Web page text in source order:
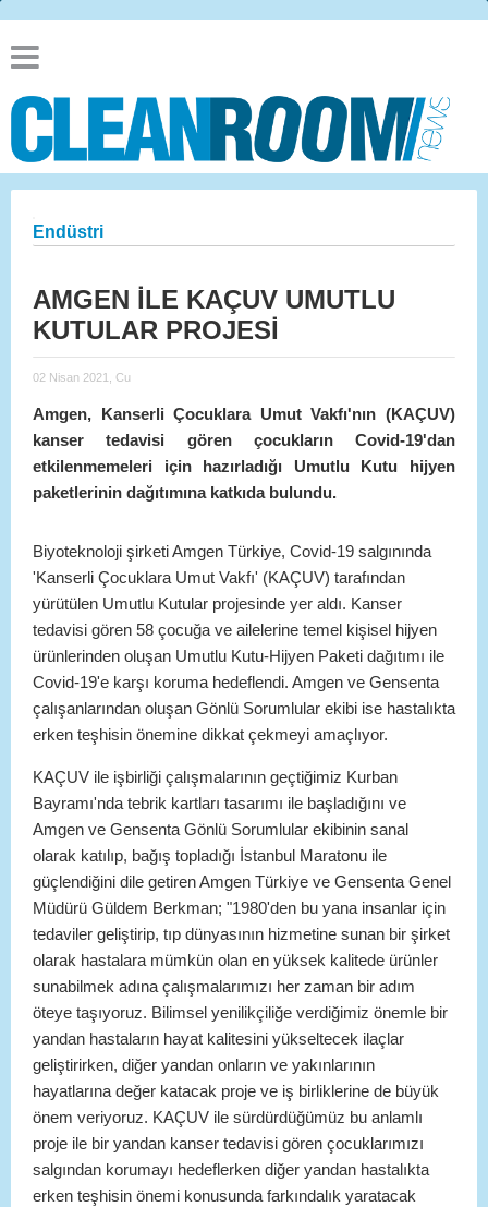
Endüstri
AMGEN İLE KAÇUV UMUTLU
KUTULAR PROJESİ
02 Nisan 2021, Cu
Amgen, Kanserli Çocuklara Umut Vakfı'nın (KAÇUV)
kanser tedavisi gören çocukların Covid-19'dan
etkilenmemeleri için hazırladığı Umutlu Kutu hijyen
paketlerinin dağıtımına katkıda bulundu.
Biyoteknoloji şirketi Amgen Türkiye, Covid-19 salgınında
'Kanserli Çocuklara Umut Vakfı' (KAÇUV) tarafından
yürütülen Umutlu Kutular projesinde yer aldı. Kanser
tedavisi gören 58 çocuğa ve ailelerine temel kişisel hijyen
ürünlerinden oluşan Umutlu Kutu-Hijyen Paketi dağıtımı ile
Covid-19'e karşı koruma hedeflendi. Amgen ve Gensenta
çalışanlarından oluşan Gönlü Sorumlular ekibi ise hastalıkta
erken teşhisin önemine dikkat çekmeyi amaçlıyor.
KAÇUV ile işbirliği çalışmalarının geçtiğimiz Kurban
Bayramı'nda tebrik kartları tasarımı ile başladığını ve
Amgen ve Gensenta Gönlü Sorumlular ekibinin sanal
olarak katılıp, bağış topladığı İstanbul Maratonu ile
güçlendiğini dile getiren Amgen Türkiye ve Gensenta Genel
Müdürü Güldem Berkman; "1980'den bu yana insanlar için
tedaviler geliştirip, tıp dünyasının hizmetine sunan bir şirket
olarak hastalara mümkün olan en yüksek kalitede ürünler
sunabilmek adına çalışmalarımızı her zaman bir adım
öteye taşıyoruz. Bilimsel yenilikçiliğe verdiğimiz önemle bir
yandan hastaların hayat kalitesini yükseltecek ilaçlar
geliştirirken, diğer yandan onların ve yakınlarının
hayatlarına değer katacak proje ve iş birliklerine de büyük
önem veriyoruz. KAÇUV ile sürdürdüğümüz bu anlamlı
proje ile bir yandan kanser tedavisi gören çocuklarımızı
salgından korumayı hedeflerken diğer yandan hastalıkta
erken teşhisin önemi konusunda farkındalık yaratacak